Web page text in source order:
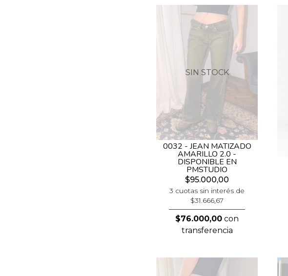
SIN STOCK
0032 - JEAN MATIZADO
AMARILLO 2.0 -
DISPONIBLE EN
PMSTUDIO
$95.000,00
3 cuotas sin interés de
$31.666,67
$76.000,00 con
transferencia